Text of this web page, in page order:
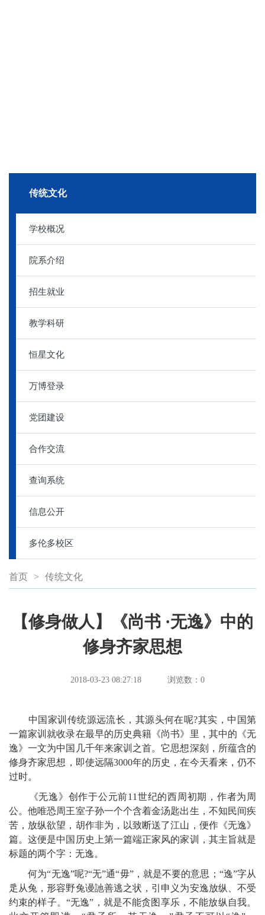
传统文化
学校概况
院系介绍
招生就业
教学科研
恒星文化
万博登录
党团建设
合作交流
查询系统
信息公开
多伦多校区
首页 > 传统文化
【修身做人】《尚书 ·无逸》中的
修身齐家思想
2018-03-23 08:27:18 浏览数： 0
中国家训传统源远流长，其源头何在呢?其实，中国第
一篇家训就收录在最早的历史典籍《尚书》里，其中的《无
逸》一文为中国几千年来家训之首。它思想深刻，所蕴含的
修身齐家思想，即使远隔3000年的历史，在今天看来，仍不
过时。
《无逸》创作于公元前11世纪的西周初期，作者为周
公。他唯恐周王室子孙一个个含着金汤匙出生，不知民间疾
苦，放纵欲望，胡作非为，以致断送了江山，便作《无逸》
篇。这便是中国历史上第一篇端正家风的家训，其主旨就是
标题的两个字：无逸。
何为“无逸”呢?“无”通“毋”，就是不要的意思；“逸”字从
辵从兔，形容野兔谩訑善逃之状，引申义为安逸放纵、不受
约束的样子。“无逸”，就是不能贪图享乐，不能放纵自我。